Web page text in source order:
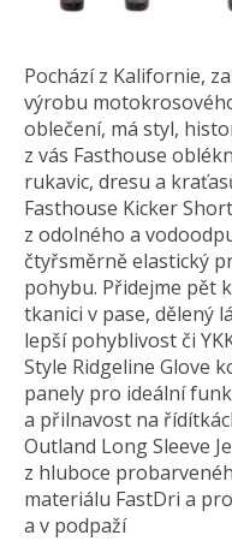
Pochází z Kalifornie,
výrobu
oblečení, má styl,
z vás Fasthouse
rukavic, dresu a
Fasthouse Kicker
z odolného a
čtyřsměrně elastický
pohybu. Přidejme pět
tkanici v pase, dělený
lepší pohyblivost či
Style Ridgeline Glove
panely pro ideální
a přilnavost na
Outland Long Sleeve
z hluboce
materiálu FastDri a
a v podpaží